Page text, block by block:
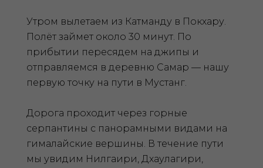
Утром вылетаем из Катманду в Покхару.
Полёт займет около 30 минут. По
прибытии пересядем на джипы и
отправляемся в деревню Самар — нашу
первую точку на пути в Мустанг.
Дорога проходит через горные
серпантины с панорамными видами на
гималайские вершины. В течение пути
мы увидим Нилгаири, Дхаулагири,